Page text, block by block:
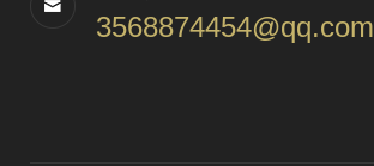
3568874454@qq.com